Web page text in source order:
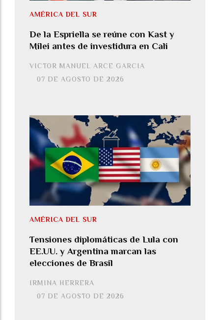
De la Espriella se reúne con Kast y
Milei antes de investidura en Cali
VICTOR MANUEL ARCE GARCIA
AMÉRICA DEL SUR
07 DE AGOSTO DE 2026
Tensiones diplomáticas de Lula con
EE.UU. y Argentina marcan las
elecciones de Brasil
IRMINA HERRERA
AMÉRICA DEL SUR
07 DE AGOSTO DE 2026